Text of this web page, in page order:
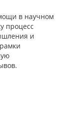
в научном
процесс
и